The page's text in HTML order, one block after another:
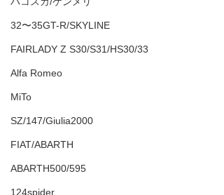
32〜35GT-R/SKYLINE
FAIRLADY Z S30/S31/HS30/33
Alfa Romeo
MiTo
SZ/147/Giulia2000
FIAT/ABARTH
ABARTH500/595
124spider